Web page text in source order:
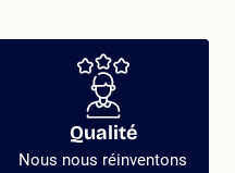
Qualité
Nous nous réinventons